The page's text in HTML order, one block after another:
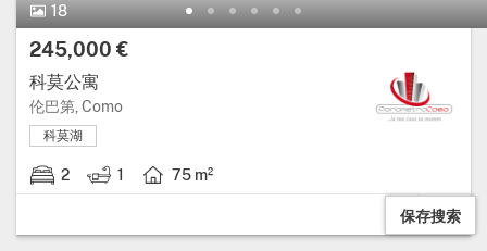
18
18 图片.
价格:
245,000 €
科莫公寓
伦巴第, Como大区: 伦巴第, 省: Como.
科莫湖
2
2 卧室. 1
1 浴室. 75 m²
房屋面积: 75 平方米.
保存搜索